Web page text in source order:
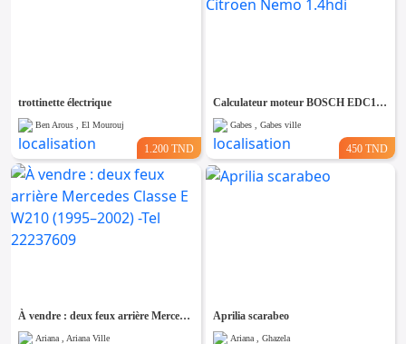
trottinette électrique
Ben Arous , El Mourouj
1.200 TND
Calculateur moteur BOSCH EDC16C34 pour Citroën Nemo 1.4hdi
Gabes , Gabes ville
450 TND
À vendre : deux feux arrière Mercedes Classe E W210 (1995–2002) -Tel 22237609
Ariana , Ariana Ville
Aprilia scarabeo
Ariana , Ghazela